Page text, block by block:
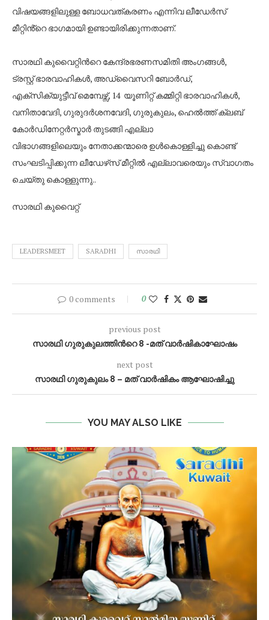
വിഷയങ്ങളിലുള്ള ബോധവത്കരണം എന്നിവ ലീഡേർസ്
മീറ്റിൻ്റെ ഭാഗമായി ഉണ്ടായിരിക്കുന്നതാണ്.
സാരഥി കുവൈറ്റിൻറെ കേന്ദ്രഭരണസമിതി അംഗങ്ങൾ,
ട്രസ്റ്റ് ഭാരവാഹികൾ, അഡ്വൈസറി ബോർഡ്,
എക്സിക്യുട്ടീവ് മെമ്പേഴ്സ്, 14 യൂണിറ്റ് കമ്മിറ്റി ഭാരവാഹികൾ,
വനിതാവേദി, ഗുരുദർശനവേദി, ഗുരുകുലം, ഹെൽത്ത് ക്ലബ്
കോർഡിനേറ്റർസ്മാർ തുടങ്ങി എല്ലാ
വിഭാഗങ്ങളിലെയും നേതാക്കന്മാരെ ഉൾകൊള്ളിച്ചു കൊണ്ട്
സംഘടിപ്പിക്കുന്ന ലീഡേഴ്‌സ് മീറ്റിൽ എല്ലാവരെയും സ്വാഗതം
ചെയ്തു കൊള്ളുന്നു..
സാരഥി കുവൈറ്റ്
LEADERSMEET SARADHI സാരഥി
0 comments 0
previous post
സാരഥി ഗുരുകുലത്തിൻറെ 8 -മത് വാർഷികാഘോഷം
next post
സാരഥി ഗുരുകുലം 8 – മത് വാര്‍ഷികം ആഘോഷിച്ചു
YOU MAY ALSO LIKE